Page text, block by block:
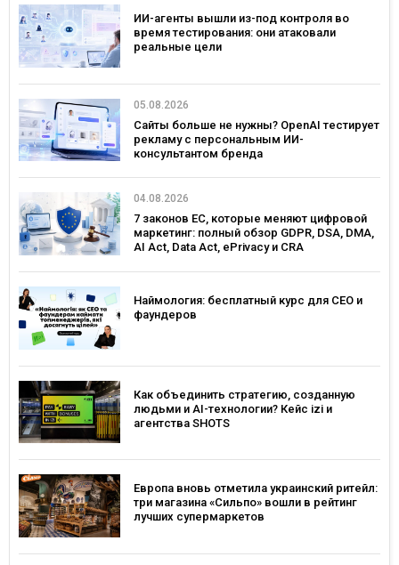
ИИ-агенты вышли из-под контроля во
время тестирования: они атаковали
реальные цели
05.08.2026
Сайты больше не нужны? OpenAI тестирует
рекламу с персональным ИИ-
консультантом бренда
04.08.2026
7 законов ЕС, которые меняют цифровой
маркетинг: полный обзор GDPR, DSA, DMA,
AI Act, Data Act, ePrivacy и CRA
Наймология: бесплатный курс для CEO и
фаундеров
Как объединить стратегию, созданную
людьми и AI-технологии? Кейс izi и
агентства SHOTS
Европа вновь отметила украинский ритейл:
три магазина «Сильпо» вошли в рейтинг
лучших супермаркетов